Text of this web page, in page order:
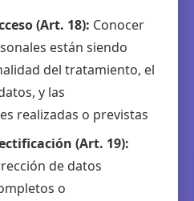
(Art. 18): Conocer
están siendo
del tratamiento, el
y las
realizadas o previstas
(Art. 19):
de datos
o